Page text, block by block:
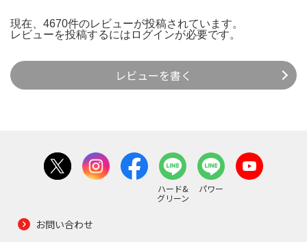
現在、4670件のレビューが投稿されています。
レビューを投稿するには ログインが必要です。
レビューを書く
ハード&
グリーン
パワー
お問い合わせ